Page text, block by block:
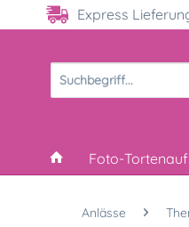
Express
Foto-
Anlässe